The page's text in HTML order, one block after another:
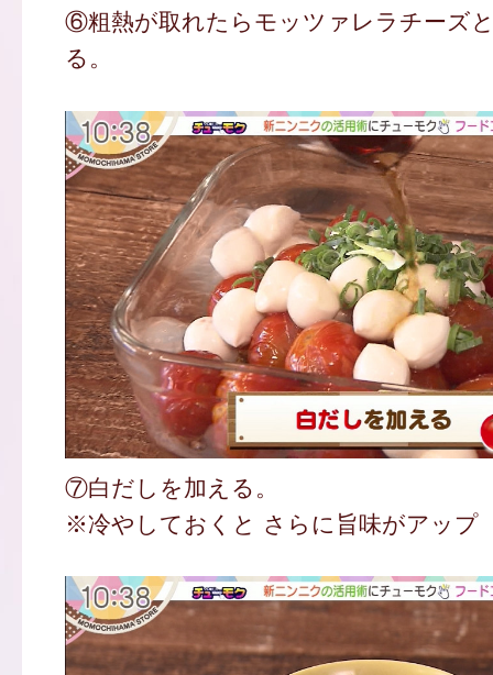
⑥粗熱が取れたらモッツァレラチーズ
る。
⑦白だしを加える。
※冷やしておくと さらに旨味がアップ